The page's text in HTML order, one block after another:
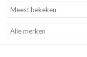
Waterkaart